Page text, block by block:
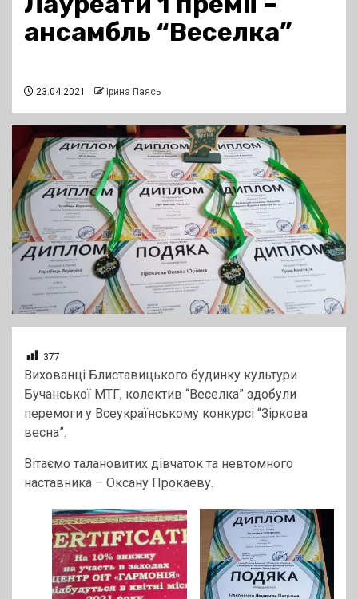
ансамбль “Веселка”
23.04.2021 Ірина Паясь
377
Вихованці Блиставицького будинку культури
Бучанської МТГ, колектив “Веселка” здобули
перемоги у Всеукраїнському конкурсі “Зіркова
весна”.
Вітаємо талановитих дівчаток та невтомного
наставника – Оксану Прокаеву.